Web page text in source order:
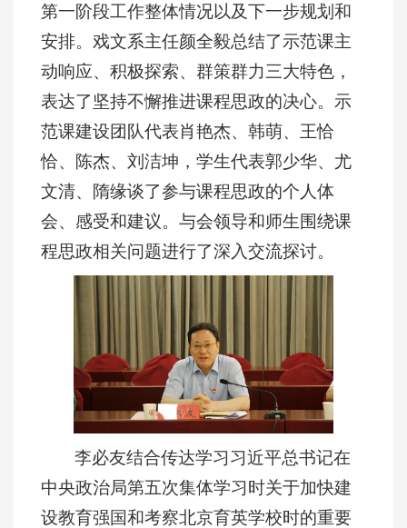
第一阶段工作整体情况以及下一步规划和
安排。戏文系主任颜全毅总结了示范课主
动响应、积极探索、群策群力三大特色，
表达了坚持不懈推进课程思政的决心。示
范课建设团队代表肖艳杰、韩萌、王恰
恰、陈杰、刘洁坤，学生代表郭少华、尤
文清、隋缘谈了参与课程思政的个人体
会、感受和建议。与会领导和师生围绕课
程思政相关问题进行了深入交流探讨。
李必友结合传达学习习近平总书记在
中央政治局第五次集体学习时关于加快建
设教育强国和考察北京育英学校时的重要